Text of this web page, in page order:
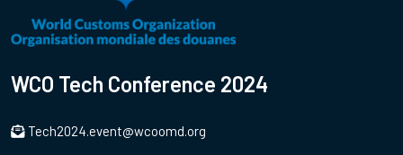
WCO Tech Conference 2024
Tech2024.event@wcoomd.org